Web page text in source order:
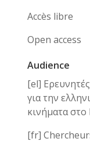
Accès libre
Open access
Audience
[el]
για την
κινήματα στο
[fr]